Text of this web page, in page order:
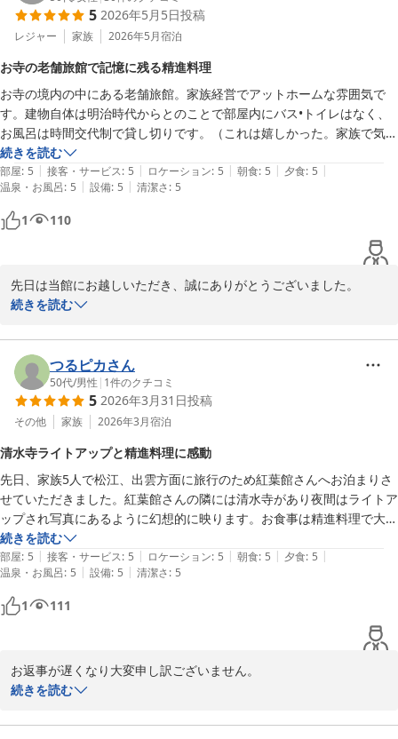
味わえる素敵なお宿でした。宿の皆様、ありがとうございました。
是非またお越しください。
家族・従業員一同お待ちしております
紅葉館＜島根県＞
2026-07-20
5 2026年5月5日投稿
レジャー 家族 2026年5月宿泊
お寺の老舗旅館で記憶に残る精進料理
お寺の境内の中にある老舗旅館。家族経営でアットホームな雰囲気で
す。建物自体は明治時代からとのことで部屋内にバス•トイレはなく、
お風呂は時間交代制で貸し切りです。（これは嬉しかった。家族で気兼
ねなく入れました）トイレは共用でフロアごとですが、改修済みなので
設備としては新しく、広々していて快適です。共用部分もお部屋も、と
にかく掃除が行き届いています。窓も洗面所もピカピカ！普段から常に
綺麗にされているのがよくわかります。
それから食事。同行者と話していたのは『数々の宿に泊まってきたけ
ど、今回は本当に記憶に残るお宿•食事になった』という事です。精進
料理がこんなに美味しいものだったとは！ある意味『食を考える』良い
きっかけになりました。どのお料理も丁寧に丁寧に作られていたこと
て『通販で売って貰えないかしら』と本気で料理長に伺ったくらいで
す。（胡麻豆腐はなまものなので、通販では販売できないとのことでし
た）デザートは3種類！山椒のシャーベットは新感覚でしたが、唯一無
二のお味。夕食も朝食も大満足でした。
ご家族でのご経営と伺い、興味津々で色々お聞きしてしまったのです
が、気さくにお答えいただき、とてもほっこり。最初から最後まで優し
い『おもてなし』をいただいたこと、心より感謝申し上げます。
最後に。紅葉館と言うだけあって、きっと紅葉の季節は景観が最高だろ
うな〜と想像しつつ、とは言え、何をさておいても『季節が変わると食
材も変わりますよ』とお聞きしたので、そちらを目当てに、また違う季
節にお邪魔したいと思います。
続きを読む
部屋: 5 | 接客・サービス: 5 | ロケーション: 5 | 朝食: 5 | 夕食: 5 |
温泉・お風呂: 5 | 設備: 5 | 清潔さ: 5
1 110
先日は当館にお越しいただき、誠にありがとうございました。
古い宿ですのでご不便をおかけすることも多かったと思いますがご
またお料理に関するもったいないお褒めのお言葉の数々に恐縮して
おります。
是非またお越しください。
お言葉を励みにして次の機会があればより一層ご満足いただけるよ
紅葉館＜島根県＞
2026-05-18
続きを読む
つるピカさん
50代/男性 | 1件のクチコミ
5 2026年3月31日投稿
その他 家族 2026年3月宿泊
清水寺ライトアップと精進料理に感動
先日、家族5人で松江、出雲方面に旅行のため紅葉館さんへお泊まりさ
せていただきました。紅葉館さんの隣には清水寺があり夜間はライトア
ップされ写真にあるように幻想的に映ります。お食事は精進料理で大変
手間と時間、心を込めて作ってくれているのがわかる美味しい食事でし
た。夕食は一品ずつ説明して下さりおもてなしも丁寧でした。ご家族4
人で細やかな対応や気遣い、あたたかい雰囲気があり大変満足な旅とな
りました。みなさまありがとうございました。
続きを読む
部屋: 5 | 接客・サービス: 5 | ロケーション: 5 | 朝食: 5 | 夕食: 5 |
温泉・お風呂: 5 | 設備: 5 | 清潔さ: 5
1 111
お返事が遅くなり大変申し訳ございません。
先日は当館にお越しいただき、誠にありがとうございました。
ご満足いただけたようで幸いです。
続きを読む